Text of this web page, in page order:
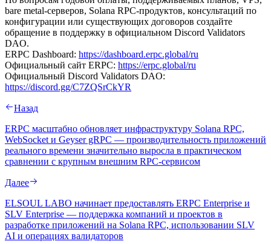
bare metal-серверов, Solana RPC-продуктов, консультаций по
конфигурации или существующих договоров создайте
обращение в поддержку в официальном Discord Validators
DAO.
ERPC Dashboard: https://dashboard.erpc.global/ru
Официальный сайт ERPC: https://erpc.global/ru
Официальный Discord Validators DAO:
https://discord.gg/C7ZQSrCkYR
Назад
ERPC масштабно обновляет инфраструктуру Solana RPC,
WebSocket и Geyser gRPC — производительность приложений
реального времени значительно выросла в практическом
сравнении с крупным внешним RPC-сервисом
Далее
ELSOUL LABO начинает предоставлять ERPC Enterprise и
SLV Enterprise — поддержка компаний и проектов в
разработке приложений на Solana RPC, использовании SLV
AI и операциях валидаторов